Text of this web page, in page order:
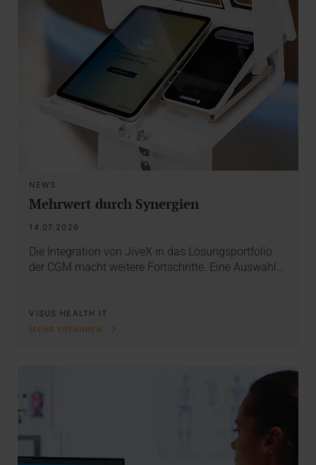
NEWS
Mehrwert durch Synergien
14.07.2026
Die Integration von JiveX in das Lösungsportfolio
der CGM macht weitere Fortschritte. Eine Auswahl…
VISUS HEALTH IT
MEHR ERFAHREN